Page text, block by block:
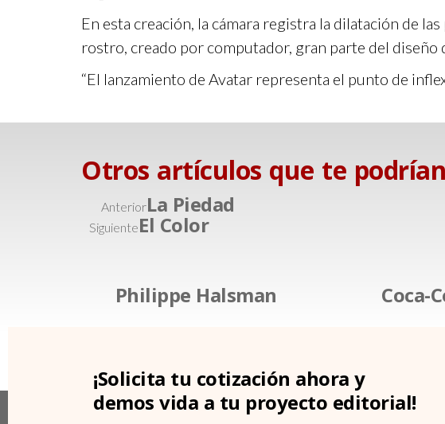
En esta creación, la cámara registra la dilatación de
rostro, creado por computador, gran parte del
“EI lanzamiento de Avatar representa eI punto de
Otros artículos que te
AnteriorLa Piedad
SiguienteEl Color
Philippe Halsman Coca-
¡Solicita tu cotización ahora y
demos vida a tu proyecto editorial!